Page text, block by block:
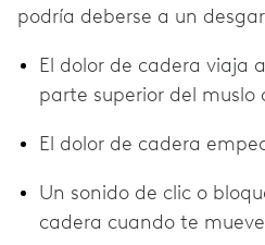
podría deberse a un
El dolor de cadera viaja
parte superior del muslo
El dolor de cadera
Un sonido de clic o
cadera cuando te